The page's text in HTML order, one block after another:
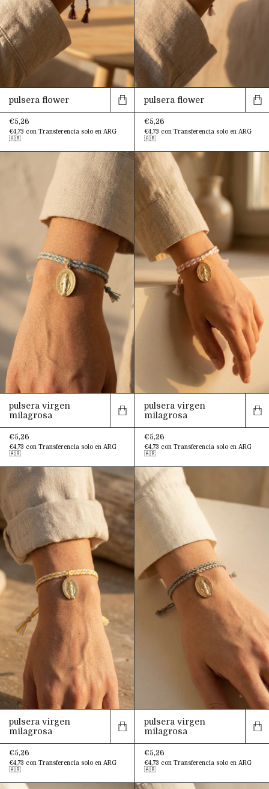
pulsera flower
€5,26
€4,73 con Transferencia solo en ARG
🇦🇷
pulsera flower
€5,26
€4,73 con Transferencia solo en ARG
🇦🇷
pulsera virgen
milagrosa
€5,26
€4,73 con Transferencia solo en ARG
🇦🇷
pulsera virgen
milagrosa
€5,26
€4,73 con Transferencia solo en ARG
🇦🇷
pulsera virgen
milagrosa
€5,26
€4,73 con Transferencia solo en ARG
🇦🇷
pulsera virgen
milagrosa
€5,26
€4,73 con Transferencia solo en ARG
🇦🇷